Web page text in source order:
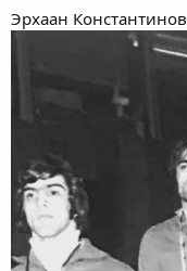
Эрхаан Константинов